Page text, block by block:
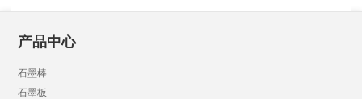
产品中心
石墨棒
石墨板